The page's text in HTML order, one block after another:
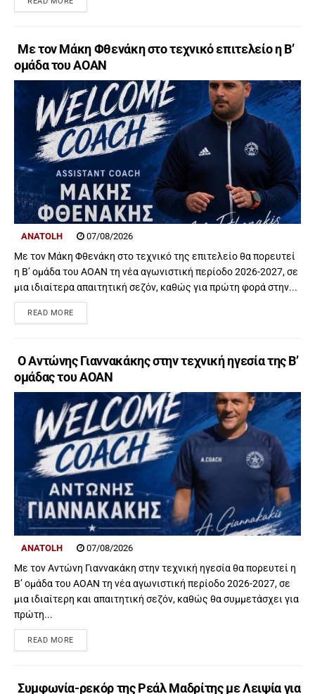
Με τον Μάκη Φθενάκη στο τεχνικό επιτελείο η Β’
ομάδα του ΑΟΑΝ
ANATOLH 07/08/2026
Με τον Μάκη Φθενάκη στο τεχνικό της επιτελείο θα πορευτεί
η Β’ ομάδα του ΑΟΑΝ τη νέα αγωνιστική περίοδο 2026-2027, σε
μια ιδιαίτερα απαιτητική σεζόν, καθώς για πρώτη φορά στην...
READ MORE
Ο Αντώνης Γιαννακάκης στην τεχνική ηγεσία της Β’
ομάδας του ΑΟΑΝ
ANATOLH 07/08/2026
Με τον Αντώνη Γιαννακάκη στην τεχνική ηγεσία θα πορευτεί η
Β’ ομάδα του ΑΟΑΝ τη νέα αγωνιστική περίοδο 2026-2027, σε
μια ιδιαίτερη και απαιτητική σεζόν, καθώς θα συμμετάσχει για
πρώτη...
READ MORE
Συμφωνία-ρεκόρ της Ρεάλ Μαδρίτης με Λειψία για